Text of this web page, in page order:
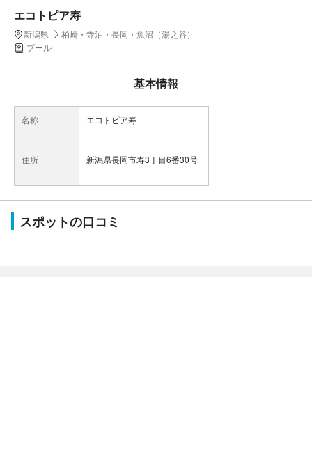
エコトピア寿
新潟県
柏崎・寺泊・長岡・魚沼（湯之谷）
プール
基本情報
名称 エコトピア寿
住所 新潟県長岡市寿3丁目6番30号
スポットの口コミ